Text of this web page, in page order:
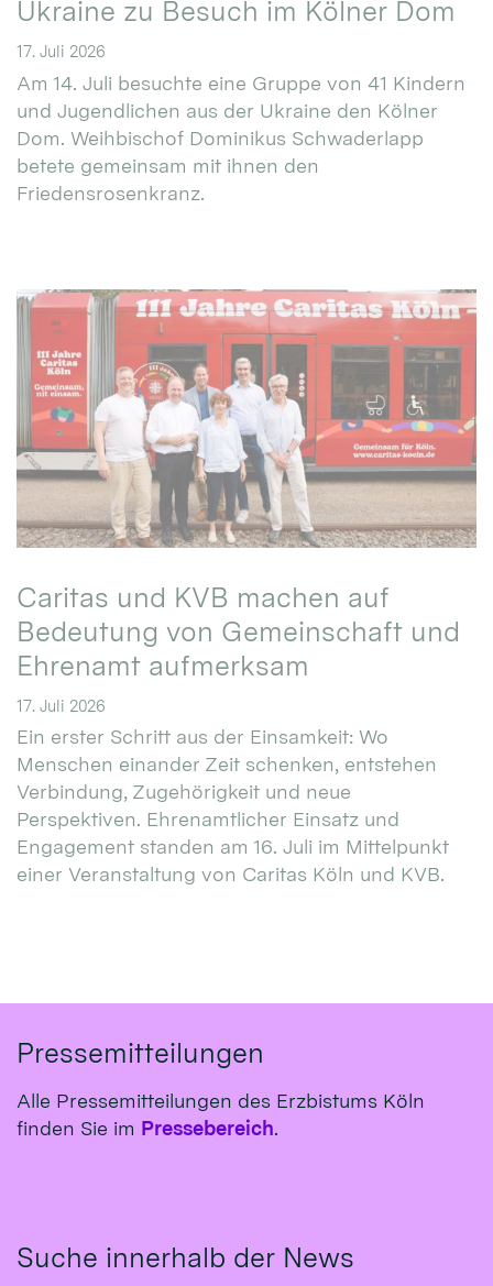
Ukraine zu Besuch im Kölner Dom
17. Juli 2026
Am 14. Juli besuchte eine Gruppe von 41 Kindern
und Jugendlichen aus der Ukraine den Kölner
Dom. Weihbischof Dominikus Schwaderlapp
betete gemeinsam mit ihnen den
Friedensrosenkranz.
Caritas und KVB machen auf
Bedeutung von Gemeinschaft und
Ehrenamt aufmerksam
17. Juli 2026
Ein erster Schritt aus der Einsamkeit: Wo
Menschen einander Zeit schenken, entstehen
Verbindung, Zugehörigkeit und neue
Perspektiven. Ehrenamtlicher Einsatz und
Engagement standen am 16. Juli im Mittelpunkt
einer Veranstaltung von Caritas Köln und KVB.
Pressemitteilungen
Alle Pressemitteilungen des Erzbistums Köln
finden Sie im Pressebereich.
Suche innerhalb der News